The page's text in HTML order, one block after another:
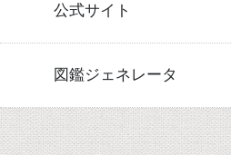
公式サイト
図鑑ジェネレータ